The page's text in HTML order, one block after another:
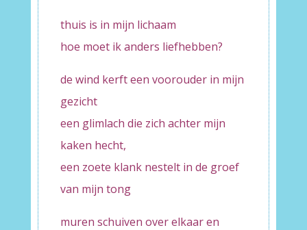
thuis is in mijn lichaam
hoe moet ik anders liefhebben?
de wind kerft een voorouder in mijn
gezicht
een glimlach die zich achter mijn
kaken hecht,
een zoete klank nestelt in de groef
van mijn tong
muren schuiven over elkaar en